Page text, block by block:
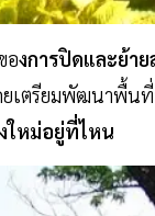
องการปิดและย้า
เตรียมพัฒนาพื้น
ใหม่อยู่ที่ไหน